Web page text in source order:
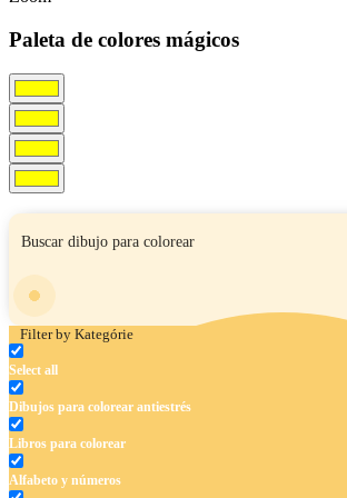
Paleta de colores mágicos
Filter by Kategórie
Select all
Dibujos para colorear antiestrés
Libros para colorear
Alfabeto y números